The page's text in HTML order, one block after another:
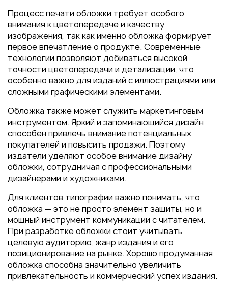
Процесс печати обложки требует особого
внимания к цветопередаче и качеству
изображения, так как именно обложка формирует
первое впечатление о продукте. Современные
технологии позволяют добиваться высокой
точности цветопередачи и детализации, что
особенно важно для изданий с иллюстрациями или
сложными графическими элементами.
Обложка также может служить маркетинговым
инструментом. Яркий и запоминающийся дизайн
способен привлечь внимание потенциальных
покупателей и повысить продажи. Поэтому
издатели уделяют особое внимание дизайну
обложки, сотрудничая с профессиональными
дизайнерами и художниками.
Для клиентов типографии важно понимать, что
обложка — это не просто элемент защиты, но и
мощный инструмент коммуникации с читателем.
При разработке обложки стоит учитывать
целевую аудиторию, жанр издания и его
позиционирование на рынке. Хорошо продуманная
обложка способна значительно увеличить
привлекательность и коммерческий успех издания.